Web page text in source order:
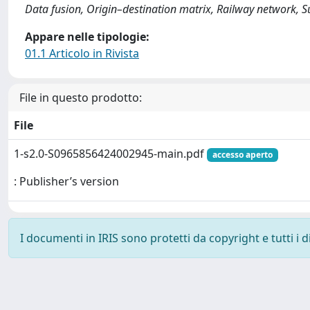
Data fusion, Origin–destination matrix, Railway network,
Appare nelle tipologie:
01.1 Articolo in Rivista
File in questo prodotto:
File
1-s2.0-S0965856424002945-main.pdf
accesso aperto
: Publisher’s version
I documenti in IRIS sono protetti da copyright e tutti i